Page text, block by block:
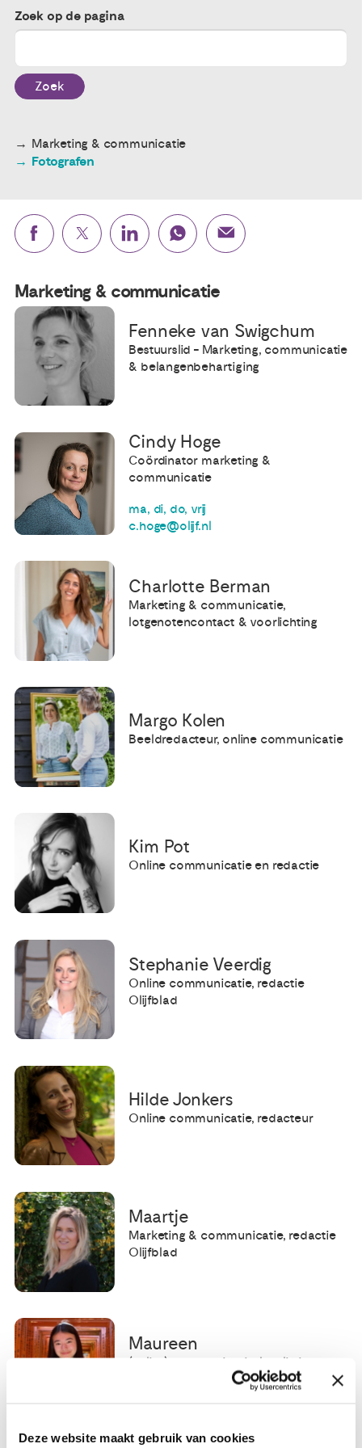
Deze website maakt gebruik van cookies
Publicaties
Ervaringsdeskundigheid
Zoek op de pagina
Zoek
Marketing & communicatie
Fotografen
Marketing & communicatie
Fenneke van Swigchum
Bestuurslid - Marketing, communicatie
& belangenbehartiging
Cindy Hoge
Coördinator marketing &
communicatie
ma, di, do, vrij
c.hoge@olijf.nl
Charlotte Berman
Marketing & communicatie,
lotgenotencontact & voorlichting
Margo Kolen
Beeldredacteur, online communicatie
Kim Pot
Online communicatie en redactie
Stephanie Veerdig
Online communicatie, redactie
Olijfblad
Hilde Jonkers
Online communicatie, redacteur
Maartje
Marketing & communicatie, redactie
Olijfblad
Maureen
(online) communicatie, kwaliteit van